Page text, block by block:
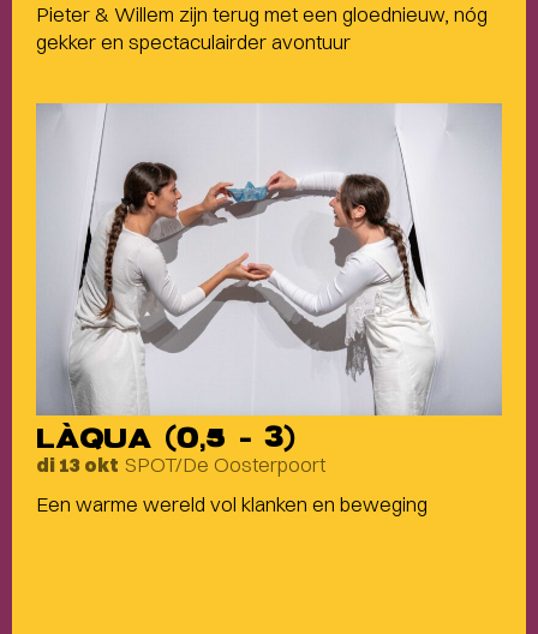
Pieter & Willem zijn terug met een gloednieuw, nóg
gekker en spectaculairder avontuur
LÀQUA (0,5 – 3)
di 13 okt SPOT/De Oosterpoort
Een warme wereld vol klanken en beweging